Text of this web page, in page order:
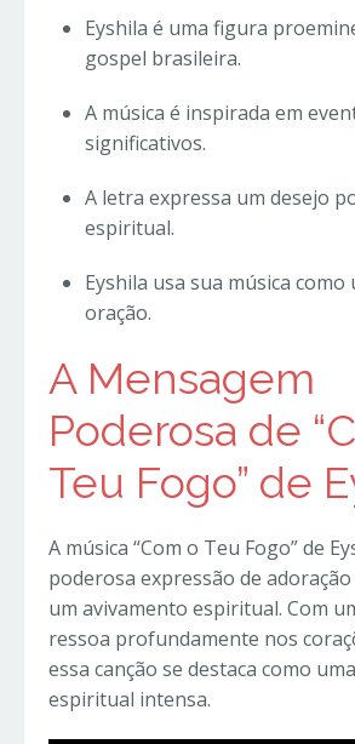
Eyshila é uma figura
gospel brasileira.
A música é inspirada em
significativos.
A letra expressa um desejo
espiritual.
Eyshila usa sua música
oração.
A Mensagem
Poderosa de
Teu Fogo” de
A música “Com o Teu Fogo” de
poderosa expressão de
um avivamento espiritual. Com
ressoa profundamente nos
essa canção se destaca como
espiritual intensa.